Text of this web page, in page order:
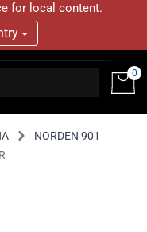
for local content.
0
NORDEN 901